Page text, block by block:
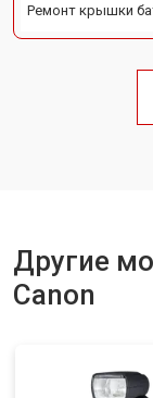
Ремонт крышки
Другие
Canon